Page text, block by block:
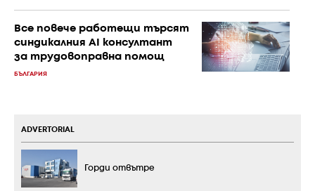
Все повече работещи търсят
синдикалния AI консултант
за трудовоправна помощ
БЪЛГАРИЯ
ADVERTORIAL
Горди отвътре